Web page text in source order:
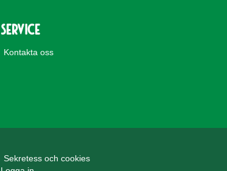
Service
Kontakta oss
Sekretess och cookies